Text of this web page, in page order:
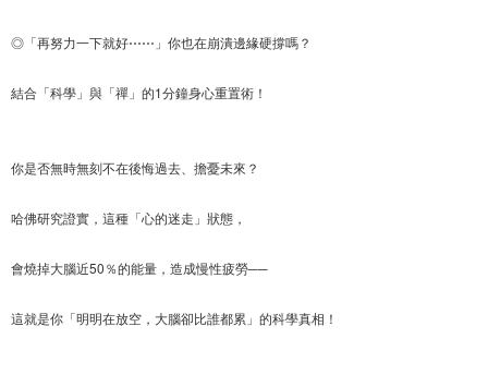
◎「再努力一下就好⋯⋯」你也在崩潰邊緣硬撐嗎？
結合「科學」與「禪」的1分鐘身心重置術！
你是否無時無刻不在後悔過去、擔憂未來？
哈佛研究證實，這種「心的迷走」狀態，
會燒掉大腦近50％的能量，造成慢性疲勞──
這就是你「明明在放空，大腦卻比誰都累」的科學真相！